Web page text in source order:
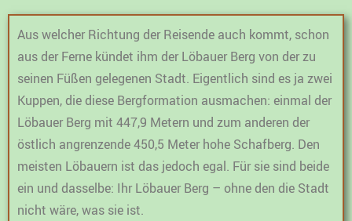
Aus welcher Richtung der Reisende auch kommt, schon
aus der Ferne kündet ihm der Löbauer Berg von der zu
seinen Füßen gelegenen Stadt. Eigentlich sind es ja zwei
Kuppen, die diese Bergformation ausmachen: einmal der
Löbauer Berg mit 447,9 Metern und zum anderen der
östlich angrenzende 450,5 Meter hohe Schafberg. Den
meisten Löbauern ist das jedoch egal. Für sie sind beide
ein und dasselbe: Ihr Löbauer Berg – ohne den die Stadt
nicht wäre, was sie ist.